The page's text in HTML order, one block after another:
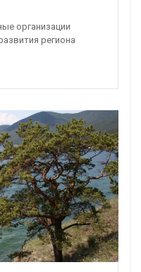
организации
региона